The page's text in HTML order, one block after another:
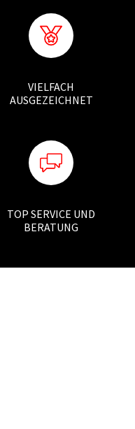
VIELFACH
AUSGEZEICHNET
TOP SERVICE UND
BERATUNG